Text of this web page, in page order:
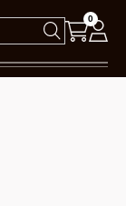
0